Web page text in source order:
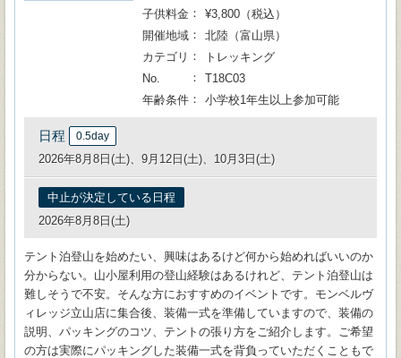
子供料金
¥3,800（税込）
開催地域
北陸（富山県）
カテゴリ
トレッキング
No.
T18C03
年齢条件
小学校1年生以上参加可能
日程 0.5day
2026年8月8日(土)、9月12日(土)、10月3日(土)
中止が決定している日程
2026年8月8日(土)
テント泊登山を始めたい、興味はあるけど何から始めればいいのか
分からない。山小屋利用の登山経験はあるけれど、テント泊登山は
難しそうで不安。そんな方におすすめのイベントです。モンベルヴ
ィレッジ立山店に集合後、装備一式を準備していますので、装備の
説明、パッキングのコツ、テントの張り方をご紹介します。ご希望
の方は実際にパッキングした装備一式を背負っていただくこともで